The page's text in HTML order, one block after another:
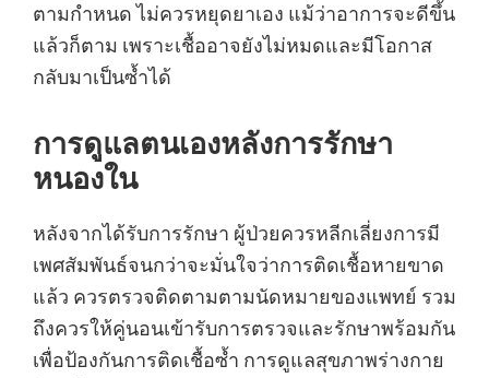
ตามกำหนด ไม่ควรหยุดยาเอง แม้ว่าอาการจะดีขึ้น
แล้วก็ตาม เพราะเชื้ออาจยังไม่หมดและมีโอกาส
กลับมาเป็นซ้ำได้
การดูแลตนเองหลังการรักษา
หนองใน
หลังจากได้รับการรักษา ผู้ป่วยควรหลีกเลี่ยงการมี
เพศสัมพันธ์จนกว่าจะมั่นใจว่าการติดเชื้อหายขาด
แล้ว ควรตรวจติดตามตามนัดหมายของแพทย์ รวม
ถึงควรให้คู่นอนเข้ารับการตรวจและรักษาพร้อมกัน
เพื่อป้องกันการติดเชื้อซ้ำ การดูแลสุขภาพร่างกาย